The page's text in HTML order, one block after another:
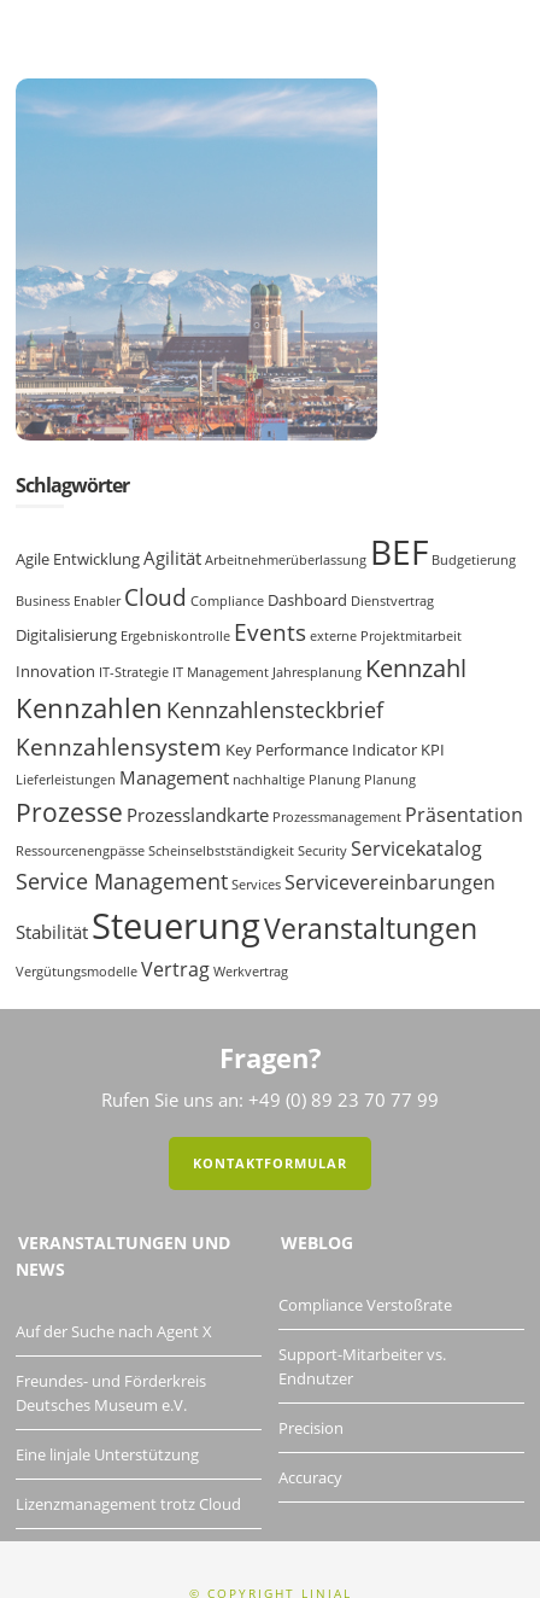
Schlagwörter
Agile EntwicklungAgilität Arbeitnehmerüberlassung BEF Budgetierung
Business Enabler Cloud Compliance Dashboard Dienstvertrag
Digitalisierung Ergebniskontrolle Events externe Projektmitarbeit
Innovation IT-Strategie IT Management Jahresplanung Kennzahl
Kennzahlen Kennzahlensteckbrief
Kennzahlensystem Key Performance Indicator KPI
Lieferleistungen Management nachhaltige Planung Planung
Prozesse Prozesslandkarte Prozessmanagement Präsentation
Ressourcenengpässe Scheinselbstständigkeit Security Servicekatalog
Service Management Services Servicevereinbarungen
Stabilität SteuerungVeranstaltungen
Vergütungsmodelle Vertrag Werkvertrag
Fragen?
Rufen Sie uns an: +49 (0) 89 23 70 77 99
KONTAKTFORMULAR
VERANSTALTUNGEN UND
NEWS
Auf der Suche nach Agent X
Freundes- und Förderkreis
Deutsches Museum e.V.
Eine linjale Unterstützung
Lizenzmanagement trotz Cloud
WEBLOG
Compliance Verstoßrate
Support-Mitarbeiter vs.
Endnutzer
Precision
Accuracy
© COPYRIGHT LINJAL